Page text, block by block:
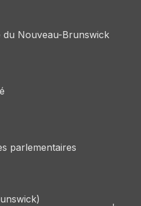
Nouveau-Brunswick
parlementaires